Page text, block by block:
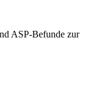
ASP-Befunde zur